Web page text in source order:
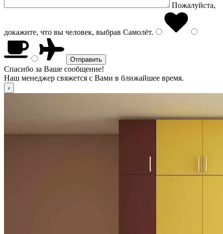
Пожалуйста,
докажите, что вы человек, выбрав Самолёт.
Спасибо за Ваше сообщение!
Наш менеджер свяжется с Вами в ближайшее время.